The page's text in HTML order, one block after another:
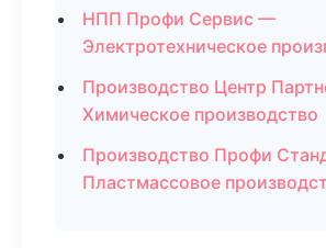
НПП Профи Сервис —
Электротехническое
Производство Центр
Химическое производство
Производство Профи
Пластмассовое